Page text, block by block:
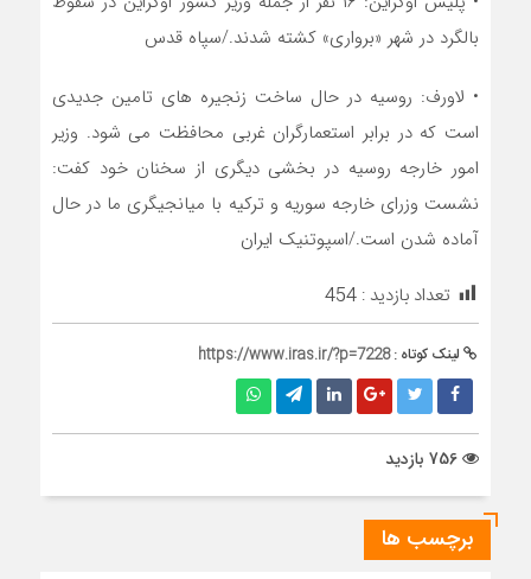
بالگرد در شهر «برواری» کشته شدند./سپاه قدس
• لاورف: روسیه در حال ساخت زنجیره های تامین جدیدی
است که در برابر استعمارگران غربی محافظت می شود. وزیر
امور خارجه روسیه در بخشی دیگری از سخنان خود کفت:
نشست وزرای خارجه سوریه و ترکیه با میانجیگری ما در حال
آماده شدن است./اسپوتنیک ایران
تعداد بازدید : 454
لینک کوتاه :https://www.iras.ir/?p=7228
برچسب ها